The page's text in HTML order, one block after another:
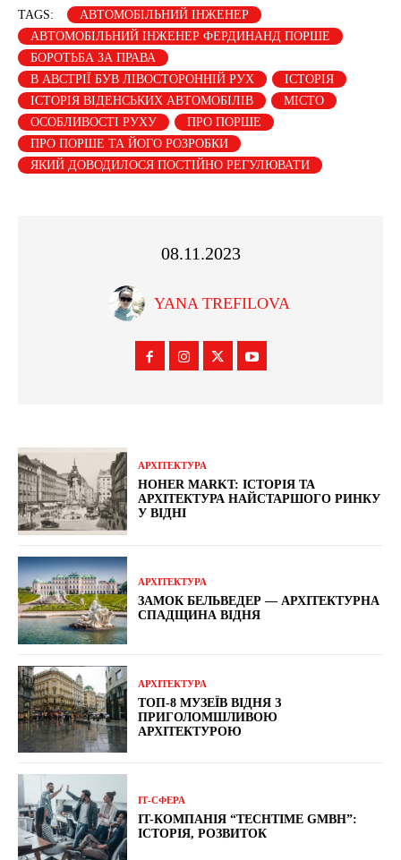
TAGS:
АВТОМОБІЛЬНИЙ ІНЖЕНЕР
АВТОМОБІЛЬНИЙ ІНЖЕНЕР ФЕРДИНАНД ПОРШЕ
БОРОТЬБА ЗА ПРАВА
В АВСТРІЇ БУВ ЛІВОСТОРОННІЙ РУХ
ІСТОРІЯ
ІСТОРІЯ ВІДЕНСЬКИХ АВТОМОБІЛІВ
МІСТО
ОСОБЛИВОСТІ РУХУ
ПРО ПОРШЕ
ПРО ПОРШЕ ТА ЙОГО РОЗРОБКИ
ЯКИЙ ДОВОДИЛОСЯ ПОСТІЙНО РЕГУЛЮВАТИ
08.11.2023
YANA TREFILOVA
АРХІТЕКТУРА
HOHER MARKT: ІСТОРІЯ ТА
АРХІТЕКТУРА НАЙСТАРШОГО РИНКУ
У ВІДНІ
АРХІТЕКТУРА
ЗАМОК БЕЛЬВЕДЕР — АРХІТЕКТУРНА
СПАДЩИНА ВІДНЯ
АРХІТЕКТУРА
ТОП-8 МУЗЕЇВ ВІДНЯ З
ПРИГОЛОМШЛИВОЮ
АРХІТЕКТУРОЮ
ІТ-СФЕРА
IT-КОМПАНІЯ “TECHTIME GMBH”:
ІСТОРІЯ, РОЗВИТОК